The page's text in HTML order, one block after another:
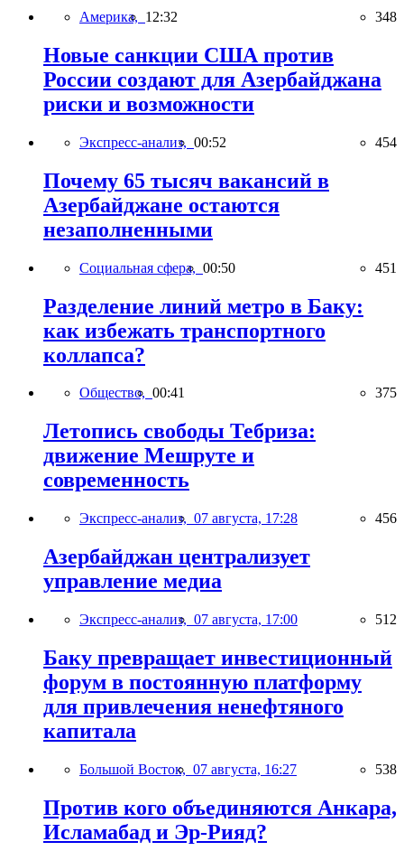
Америка, 12:32 348
Новые санкции США против
России создают для Азербайджана
риски и возможности
Экспресс-анализ, 00:52 454
Почему 65 тысяч вакансий в
Азербайджане остаются
незаполненными
Социальная сфера, 00:50 451
Разделение линий метро в Баку:
как избежать транспортного
коллапса?
Общество, 00:41 375
Летопись свободы Тебриза:
движение Мешруте и
современность
Экспресс-анализ, 07 августа, 17:28 456
Азербайджан централизует
управление медиа
Экспресс-анализ, 07 августа, 17:00 512
Баку превращает инвестиционный
форум в постоянную платформу
для привлечения ненефтяного
капитала
Большой Восток, 07 августа, 16:27 538
Против кого объединяются Анкара,
Исламабад и Эр-Рияд?